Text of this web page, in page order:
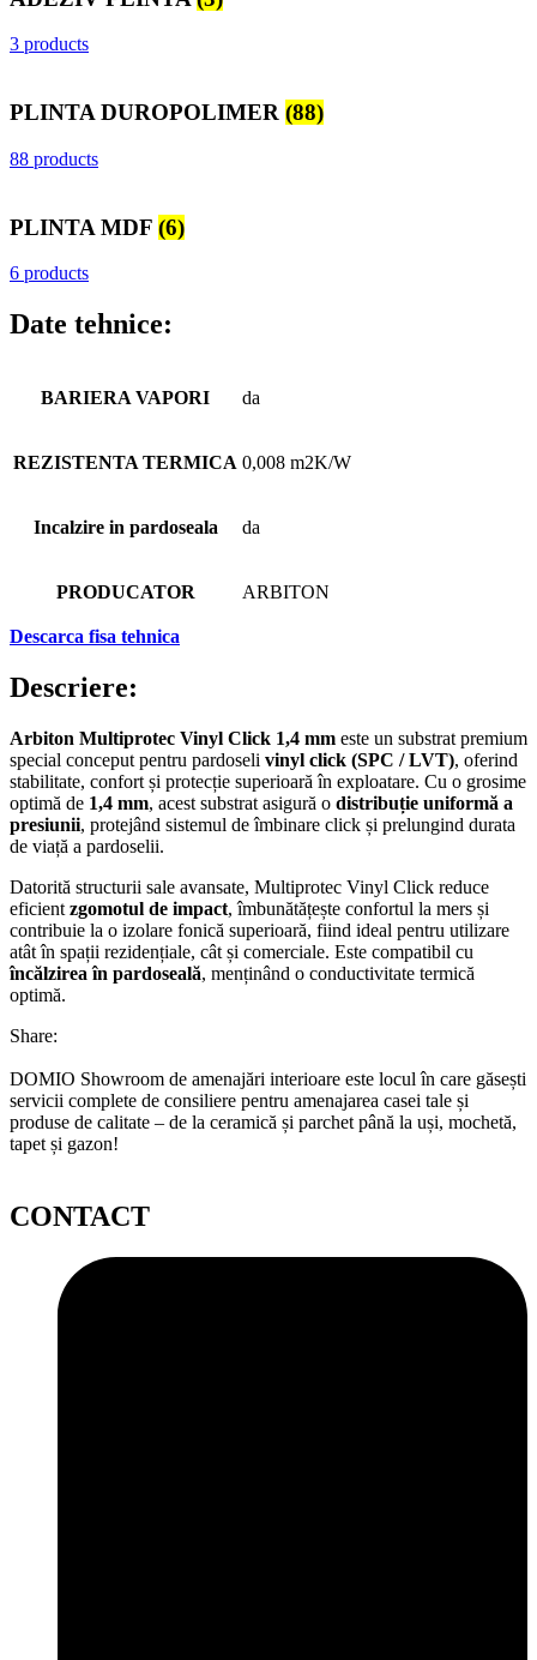
3 products
PLINTA DUROPOLIMER (88)
88 products
PLINTA MDF (6)
6 products
Date tehnice:
BARIERA VAPORI da
REZISTENTA TERMICA 0,008 m2K/W
Incalzire in pardoseala da
PRODUCATOR ARBITON
Descarca fisa tehnica
Descriere:
Arbiton Multiprotec Vinyl Click 1,4 mm este un substrat premium
special conceput pentru pardoseli vinyl click (SPC / LVT), oferind
stabilitate, confort și protecție superioară în exploatare. Cu o grosime
optimă de 1,4 mm, acest substrat asigură o distribuție uniformă a
presiunii, protejând sistemul de îmbinare click și prelungind durata
de viață a pardoselii.
Datorită structurii sale avansate, Multiprotec Vinyl Click reduce
eficient zgomotul de impact, îmbunătățește confortul la mers și
contribuie la o izolare fonică superioară, fiind ideal pentru utilizare
atât în spații rezidențiale, cât și comerciale. Este compatibil cu
încălzirea în pardoseală, menținând o conductivitate termică
optimă.
Share:
DOMIO Showroom de amenajări interioare este locul în care găsești
servicii complete de consiliere pentru amenajarea casei tale și
produse de calitate – de la ceramică și parchet până la uși, mochetă,
tapet și gazon!
CONTACT